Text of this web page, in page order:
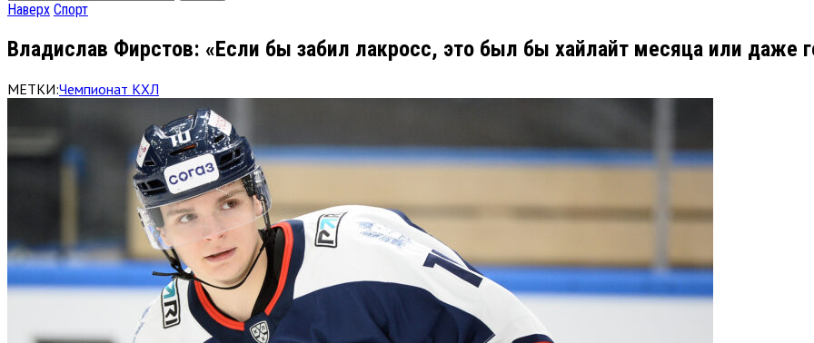
Наверх Спорт
Владислав Фирстов: «Если бы забил лакросс, это был бы хайлайт месяца или даже
МЕТКИ:Чемпионат КХЛ